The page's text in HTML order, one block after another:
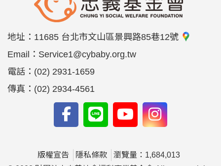
地址： 11685 台北市文山區景興路85巷12號
Email： Service1@cybaby.org.tw
電話： (02) 2931-1659
傳真： (02) 2934-4561
版權宣告 隱私條款
瀏覽量：1,684,013